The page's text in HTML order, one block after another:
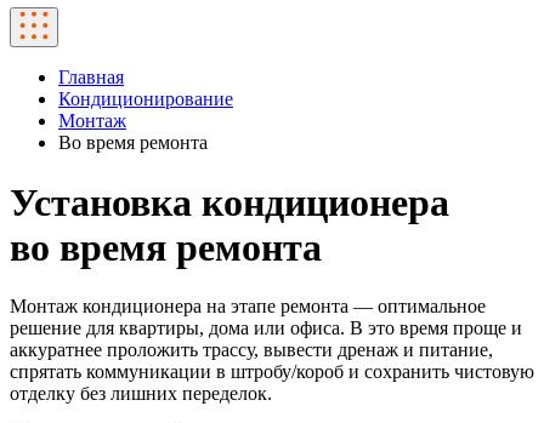
Главная
Кондиционирование
Монтаж
Во время ремонта
Установка кондиционера
во время ремонта
Монтаж кондиционера на этапе ремонта — оптимальное
решение для квартиры, дома или офиса. В это время проще и
аккуратнее проложить трассу, вывести дренаж и питание,
спрятать коммуникации в штробу/короб и сохранить чистовую
отделку без лишних переделок.